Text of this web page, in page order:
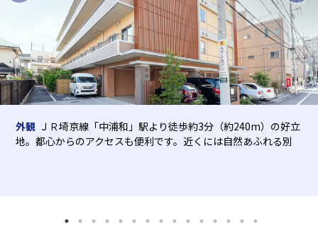
会社概要
介護用語をわかりやすく説明
有料老人ホームとは
見学予約 資料請求
採用情報 会社概要 オーナー募集
外観 ＪＲ埼京線「中浦和」駅より徒歩約3分（約240m）の好立
地。都心からのアクセスも便利です。近くには自然あふれる別